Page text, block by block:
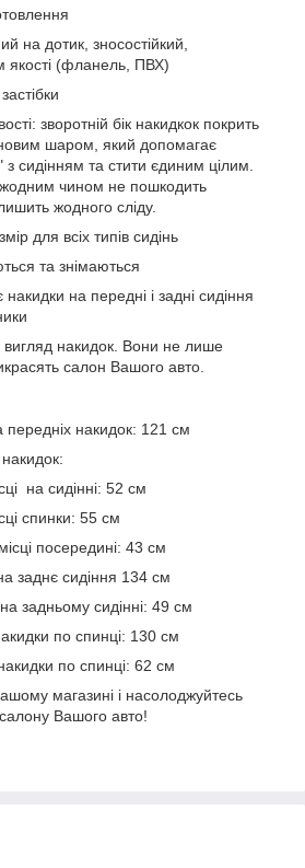
на дотик, зносостійкий,
якості (фланель, ПВХ)
зворотній бік накидкок покрить
шаром, який допомагає
сидінням та стити єдиним цілим.
чином не пошкодить
жодного сліду.
для всіх типів сидінь
та знімаються
на передні і задні сидіння
накидок. Вони не лише
салон Вашого авто.
накидок: 121 см
на сидінні: 52 см
спинки: 55 см
посередині: 43 см
заднє сидіння 134 см
задньому сидінні: 49 см
по спинці: 130 см
по спинці: 62 см
магазині і насолоджуйтесь
Вашого авто!